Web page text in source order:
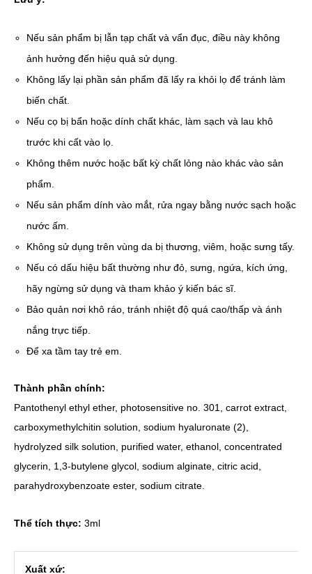
Nếu sản phẩm bị lẫn tạp chất và vẩn đục, điều này không
ảnh hưởng đến hiệu quả sử dụng.
Không lấy lại phần sản phẩm đã lấy ra khỏi lọ để tránh làm
biến chất.
Nếu cọ bị bẩn hoặc dính chất khác, làm sạch và lau khô
trước khi cất vào lọ.
Không thêm nước hoặc bất kỳ chất lỏng nào khác vào sản
phẩm.
Nếu sản phẩm dính vào mắt, rửa ngay bằng nước sạch hoặc
nước ấm.
Không sử dụng trên vùng da bị thương, viêm, hoặc sưng tấy.
Nếu có dấu hiệu bất thường như đỏ, sưng, ngứa, kích ứng,
hãy ngừng sử dụng và tham khảo ý kiến bác sĩ.
Bảo quản nơi khô ráo, tránh nhiệt độ quá cao/thấp và ánh
nắng trực tiếp.
Để xa tầm tay trẻ em.
Thành phần chính:
Pantothenyl ethyl ether, photosensitive no. 301, carrot extract,
carboxymethylchitin solution, sodium hyaluronate (2),
hydrolyzed silk solution, purified water, ethanol, concentrated
glycerin, 1,3-butylene glycol, sodium alginate, citric acid,
parahydroxybenzoate ester, sodium citrate.
Thể tích thực: 3ml
Xuất xứ: